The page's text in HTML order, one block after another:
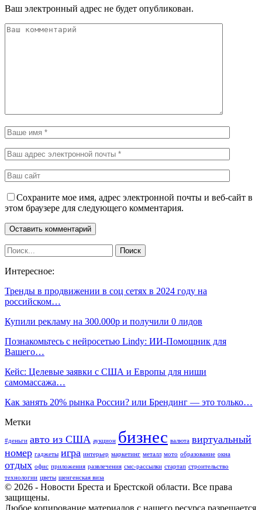
Ваш электронный адрес не будет опубликован.
Сохраните мое имя, адрес электронной почты и веб-сайт в
этом браузере для следующего комментария.
Интересное:
Тренды в продвижении в соц сетях в 2024 году на
российском…
Купили рекламу на 300.000р и получили 0 лидов
Познакомьтесь с нейросетью Lindy: ИИ-Помощник для
Вашего…
Кейс: Целевые заявки с США и Европы для ниши
самомассажа…
Как занять 20% рынка России? или Брендинг — это только…
Метки
#деньги авто из США аукцион бизнес валюта виртуальный
номер гаджеты игра интерьер маркетинг металл мото образование окна
отдых офис приложения развлечения смс-рассылки стартап строительство
технологии цветы шенгенская виза
© 2026 - Новости Бреста и Брестской области. Все права
защищены.
Любое копирование материалов с нашего ресурса разрешается